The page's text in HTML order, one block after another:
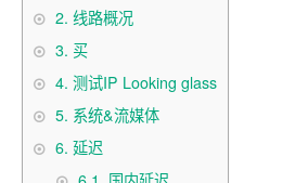
2. 线路概况
3. 买
4. 测试IP Looking glass
5. 系统&流媒体
6. 延迟